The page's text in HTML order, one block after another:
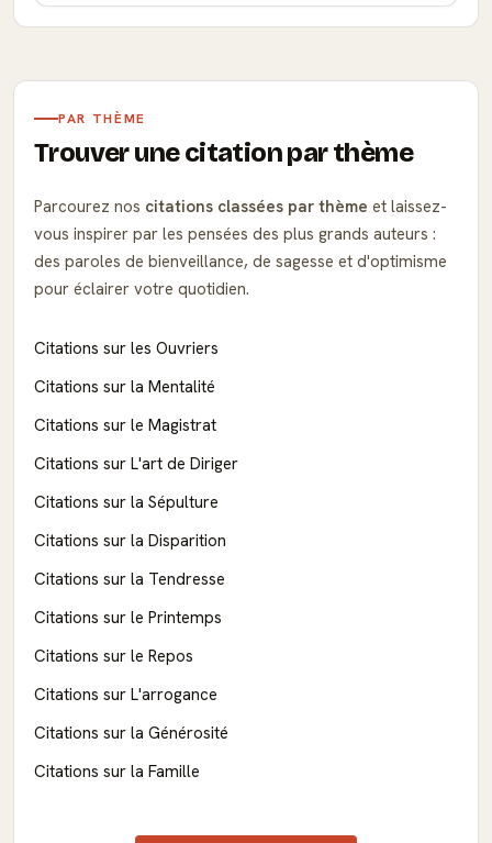
PAR THÈME
Trouver une citation par thème
Parcourez nos citations classées par thème et laissez-
vous inspirer par les pensées des plus grands auteurs :
des paroles de bienveillance, de sagesse et d'optimisme
pour éclairer votre quotidien.
Citations sur les Ouvriers
Citations sur la Mentalité
Citations sur le Magistrat
Citations sur L'art de Diriger
Citations sur la Sépulture
Citations sur la Disparition
Citations sur la Tendresse
Citations sur le Printemps
Citations sur le Repos
Citations sur L'arrogance
Citations sur la Générosité
Citations sur la Famille